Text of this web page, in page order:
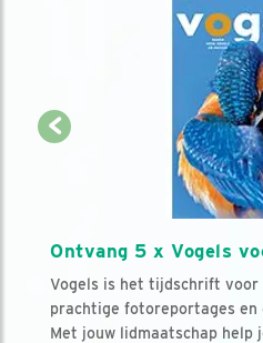
Ontvang 5 x Vogels
Vogels is het tijdschrift voor
prachtige fotoreportages en
Met jouw lidmaatschap help